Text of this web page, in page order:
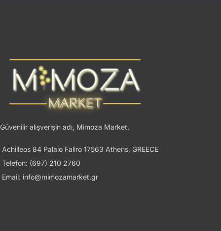
Güvenilir alışverişin adı, Mimoza Market.
Achilleos 84 Palaio Faliro 17563 Athens, GREECE
Telefon: (697) 210 2760
Email: info@mimozamarket.gr